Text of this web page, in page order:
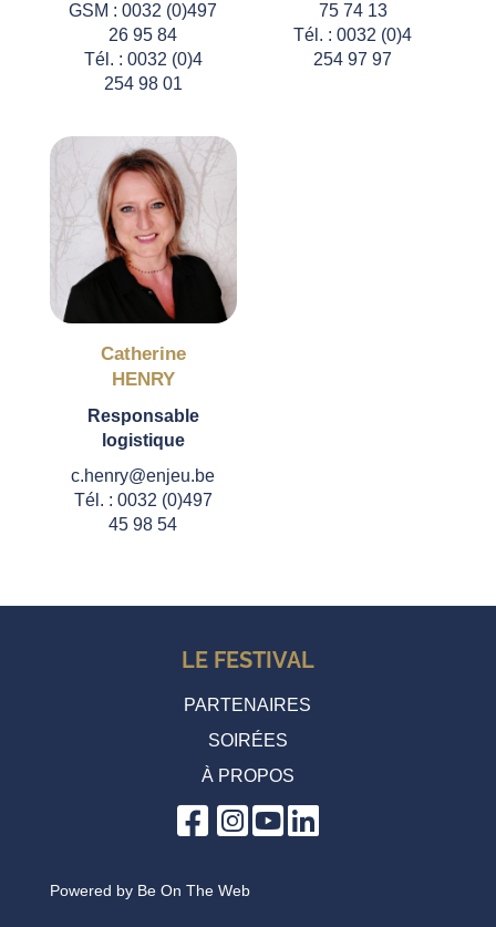
GSM : 0032 (0)497
26 95 84
Tél. : 0032 (0)4
254 98 01
75 74 13
Tél. : 0032 (0)4
254 97 97
Catherine
HENRY
Responsable
logistique
c.henry@enjeu.be
Tél. : 0032 (0)497
45 98 54
LE FESTIVAL
PARTENAIRES
SOIRÉES
À PROPOS
Powered by Be On The Web